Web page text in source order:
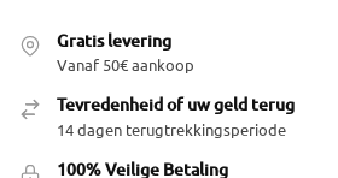
Gratis levering
Vanaf 50€ aankoop
Tevredenheid of uw geld terug
14 dagen terugtrekkingsperiode
100% Veilige Betaling